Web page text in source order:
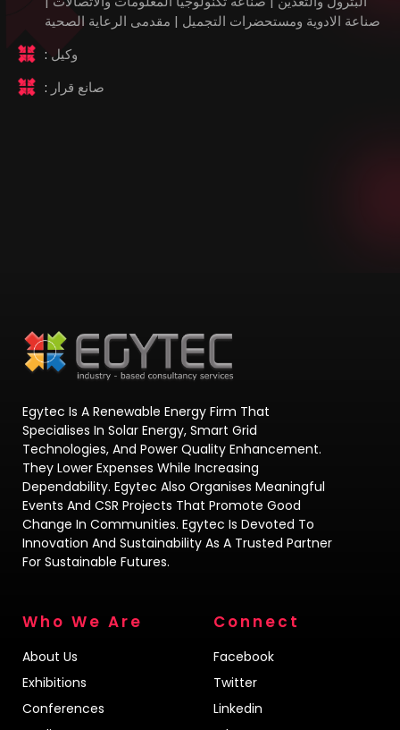
صناعة الادوية ومستحضرات التجميل | مقدمى الرعاية الصحية
: وكيل
: صانع قرار
Egytec Is A Renewable Energy Firm That
Specialises In Solar Energy, Smart Grid
Technologies, And Power Quality Enhancement.
They Lower Expenses While Increasing
Dependability. Egytec Also Organises Meaningful
Events And CSR Projects That Promote Good
Change In Communities. Egytec Is Devoted To
Innovation And Sustainability As A Trusted Partner
For Sustainable Futures.
Who We Are
About Us
Exhibitions
Conferences
Connect
Facebook
Twitter
Linkedin